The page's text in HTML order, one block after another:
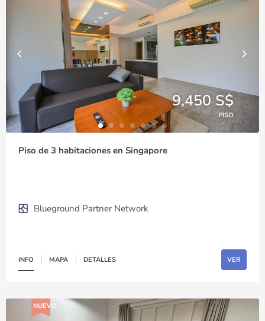
9,450 S$
PISO
Piso de 3 habitaciones en Singapore
Blueground Partner Network
INFO MAPA DETALLES VER
NUEVO